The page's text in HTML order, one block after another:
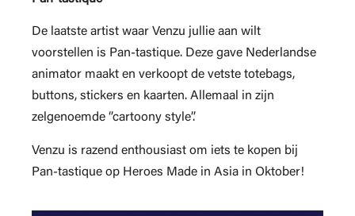
De laatste artist waar Venzu jullie aan wilt
voorstellen is Pan-tastique. Deze gave Nederlandse
animator maakt en verkoopt de vetste totebags,
buttons, stickers en kaarten. Allemaal in zijn
zelgenoemde ‘’cartoony style’’.
Venzu is razend enthousiast om iets te kopen bij
Pan-tastique op Heroes Made in Asia in Oktober!